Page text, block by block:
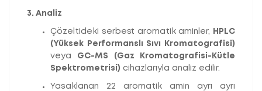
3. Analiz
Çözeltideki serbest aromatik aminler,
HPLC
(Yüksek Performanslı Sıvı Kromatografisi)
veya GC-MS (Gaz Kromatografisi-Kütle
Spektrometrisi) cihazlarıyla analiz edilir.
Yasaklanan 22 aromatik amin ayrı ayrı